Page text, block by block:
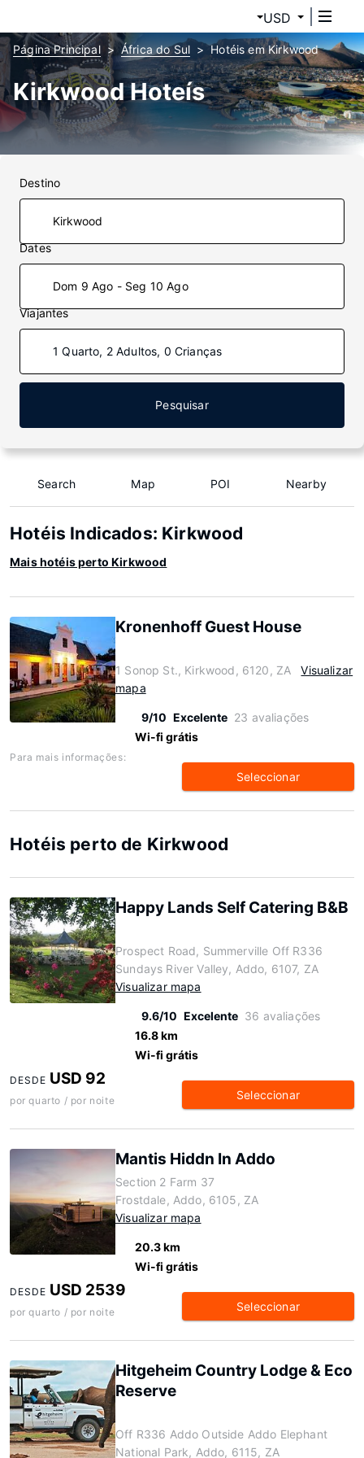
USD
Página Principal África do Sul Hotéis em Kirkwood
Kirkwood Hoteís
Destino
Dates
Dom 9 Ago - Seg 10 Ago
Viajantes
1 Quarto, 2 Adultos, 0 Crianças
Pesquisar
Search Map POI Nearby
Hotéis Indicados: Kirkwood
Mais hotéis perto Kirkwood
Kronenhoff Guest House
1 Sonop St., Kirkwood, 6120, ZA
Visualizar
mapa
9/10 Excelente 23 avaliações
Wi-fi grátis
Para mais informações:
Seleccionar
Hotéis perto de Kirkwood
Happy Lands Self Catering B&B
Prospect Road, Summerville Off R336
Sundays River Valley, Addo, 6107, ZA
Visualizar mapa
9.6/10 Excelente 36 avaliações
16.8 km
Wi-fi grátis
DESDE USD 92
por quarto / por noite Seleccionar
Mantis Hiddn In Addo
Section 2 Farm 37
Frostdale, Addo, 6105, ZA
Visualizar mapa
20.3 km
Wi-fi grátis
DESDE USD 2539
por quarto / por noite Seleccionar
Hitgeheim Country Lodge & Eco
Reserve
Off R336 Addo Outside Addo Elephant
National Park, Addo, 6115, ZA